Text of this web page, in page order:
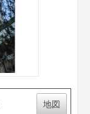
地図